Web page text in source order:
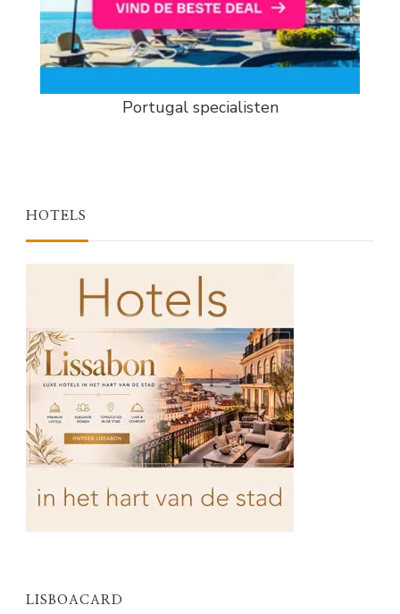
Portugal specialisten
HOTELS
LISBOACARD